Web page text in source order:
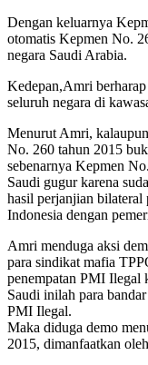
Dengan keluarnya
otomatis Kepmen No.
negara Saudi Arabia.
Kedepan,Amri
seluruh negara di
Menurut Amri,
No. 260 tahun 2015
sebenarnya Kepmen
Saudi gugur karena
hasil perjanjian bilateral
Indonesia dengan
Amri menduga aksi
para sindikat mafia
penempatan PMI Ilegal
Saudi inilah para
PMI Ilegal.
Maka diduga demo
2015, dimanfaatkan